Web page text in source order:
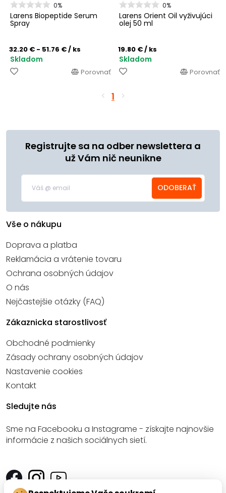
0%
Larens Biopeptide Serum
Spray
32.20 € - 51.76 €/ ks
Skladom
Porovnať
0%
Larens Orient Oil vyživujúci
olej 50 ml
19.80 €/ ks
Skladom
Porovnať
1
Registrujte sa na odber newslettera a
už Vám nič neunikne
ODOBERAŤ
Vše o nákupu
Doprava a platba
Reklamácia a vrátenie tovaru
Ochrana osobných údajov
O nás
Nejčastejšie otázky (FAQ)
Zákaznicka starostlivosť
Obchodné podmienky
Zásady ochrany osobných údajov
Nastavenie cookies
Kontakt
Sledujte nás
Sme na Facebooku a Instagrame - získajte najnovšie
informácie z našich sociálnych sietí.